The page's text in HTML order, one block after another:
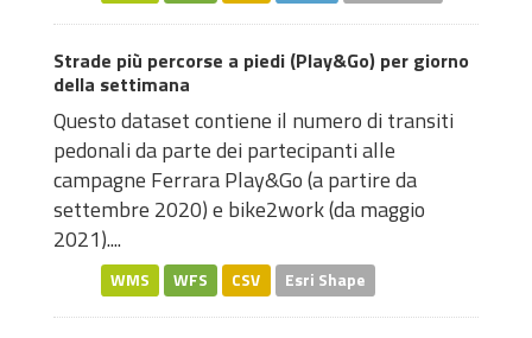
Strade più percorse a piedi (Play&Go) per giorno
della settimana
Questo dataset contiene il numero di transiti
pedonali da parte dei partecipanti alle
campagne Ferrara Play&Go (a partire da
settembre 2020) e bike2work (da maggio
2021)....
WMS WFS CSV Esri Shape